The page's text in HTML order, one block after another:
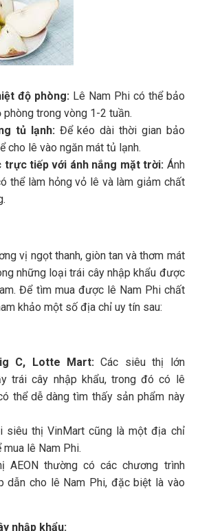
độ phòng: Lê Nam Phi có thể bảo
phòng trong vòng 1-2 tuần.
tủ lạnh:Để kéo dài thời gian bảo
cho lê vào ngăn mát tủ lạnh.
trực tiếp với ánh nắng mặt trời: Ánh
thể làm hỏng vỏ lê và làm giảm chất
vị ngọt thanh, giòn tan và thơm mát
những loại trái cây nhập khẩu được
Để tìm mua được lê Nam Phi chất
khảo một số địa chỉ uy tín sau:
C, Lotte Mart: Các siêu thị lớn
trái cây nhập khẩu, trong đó có lê
thể dễ dàng tìm thấy sản phẩm này
siêu thị VinMart cũng là một địa chỉ
lê Nam Phi.
AEON thường có các chương trình
dẫn cho lê Nam Phi, đặc biệt là vào
nhập khẩu: